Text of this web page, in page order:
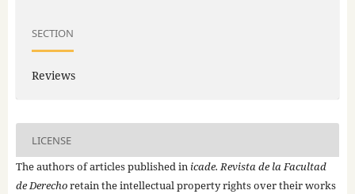
SECTION
Reviews
LICENSE
The authors of articles published in icade. Revista de la Facultad
de Derechoretain the intellectual property rights over their works